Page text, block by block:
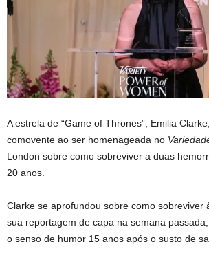
A estrela de “Game of Thrones”, Emilia
comovente ao ser homenageada no
London sobre como sobreviver a duas
20 anos.
Clarke se aprofundou sobre como sobreviver
sua reportagem de capa na semana
o senso de humor 15 anos após o susto de